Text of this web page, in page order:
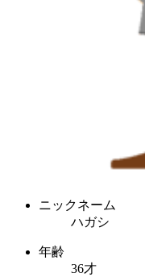
ニックネーム
ハガシ
年齢
36才